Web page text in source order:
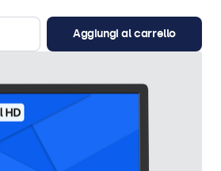
Aggiungi al carrello